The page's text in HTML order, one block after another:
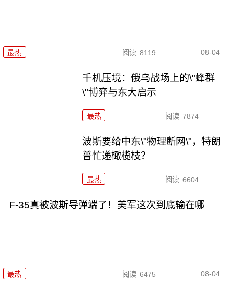
最热 阅读 8119 08-04
千机压境：俄乌战场上的\"蜂群
\"博弈与东大启示
最热 阅读 7874
波斯要给中东\"物理断网\"，特朗
普忙递橄榄枝？
最热 阅读 6604
F-35真被波斯导弹端了！美军这次到底输在哪
最热 阅读 6475 08-04